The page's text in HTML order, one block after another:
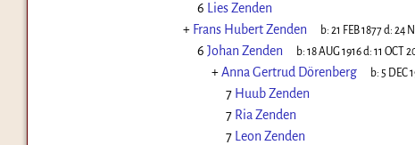
6
Lies Zenden
+ Frans Hubert Zenden b: 21 FEB 1877d: 24
6 Johan Zenden b: 18 AUG 1916d: 11 OCT
+Anna Gertrud Dörenberg b: 5 DEC
7 Huub Zenden
7 Ria Zenden
7
Leon Zenden